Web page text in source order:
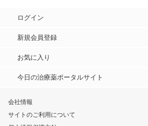
ログイン
新規会員登録
お気に入り
今日の治療薬ポータルサイト
会社情報
サイトのご利用について